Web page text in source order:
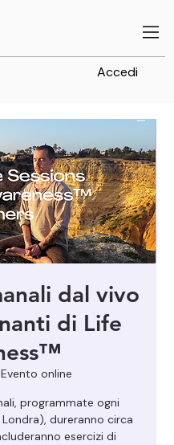
Accedi
dal vivo
di Life
Evento online
programmate ogni
dureranno circa
esercizi di